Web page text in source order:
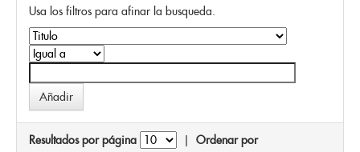
Usa los filtros para afinar la busqueda.
Resultados por página | Ordenar por